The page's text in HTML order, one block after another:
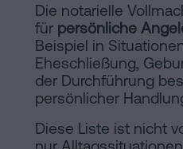
Die notarielle
für persönliche
Beispiel in
Eheschließung,
der Durchführung
persönlicher
Diese Liste ist nicht